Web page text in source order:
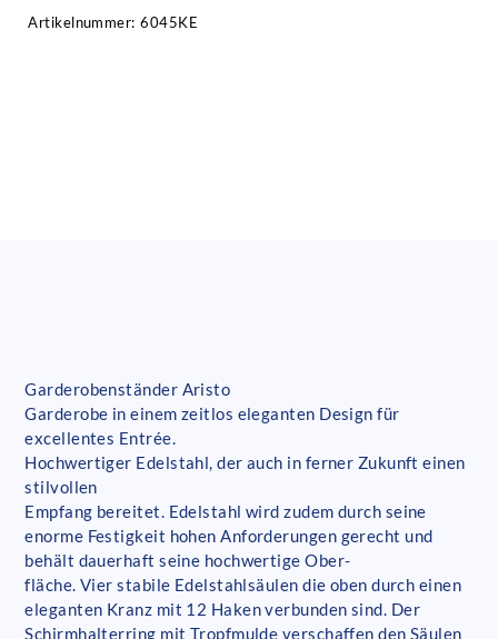
Artikelnummer: 6045KE
Garderobenständer Aristo
Garderobe in einem zeitlos eleganten Design für
excellentes Entrée.
Hochwertiger Edelstahl, der auch in ferner Zukunft einen
stilvollen
Empfang bereitet. Edelstahl wird zudem durch seine
enorme Festigkeit hohen Anforderungen gerecht und
behält dauerhaft seine hochwertige Ober-
fläche. Vier stabile Edelstahlsäulen die oben durch einen
eleganten Kranz mit 12 Haken verbunden sind. Der
Schirmhalterring mit Tropfmulde verschaffen den Säulen